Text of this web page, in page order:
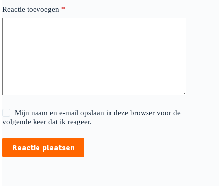
Reactie toevoegen *
Mijn naam en e-mail opslaan in deze browser voor de
volgende keer dat ik reageer.
Reactie plaatsen